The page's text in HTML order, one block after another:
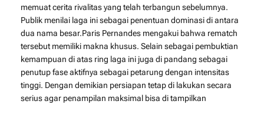
memuat cerita rivalitas yang telah terbangun sebelumnya.
Publik menilai laga ini sebagai penentuan dominasi di antara
dua nama besar.Paris Pernandes mengakui bahwa rematch
tersebut memiliki makna khusus. Selain sebagai pembuktian
kemampuan di atas ring laga ini juga di pandang sebagai
penutup fase aktifnya sebagai petarung dengan intensitas
tinggi. Dengan demikian persiapan tetap di lakukan secara
serius agar penampilan maksimal bisa di tampilkan